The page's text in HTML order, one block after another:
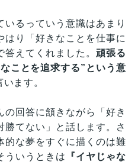
るっていう意識はあまり
はり「好きなことを仕事に
答えてくれました。頑張る
ことを追求する”という意
ます。
の回答に頷きながら「好き
勝てない」と話します。さ
的な夢をすぐに描くのは難
ういうときは
『イヤじゃな